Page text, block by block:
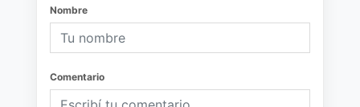
Nombre
Comentario